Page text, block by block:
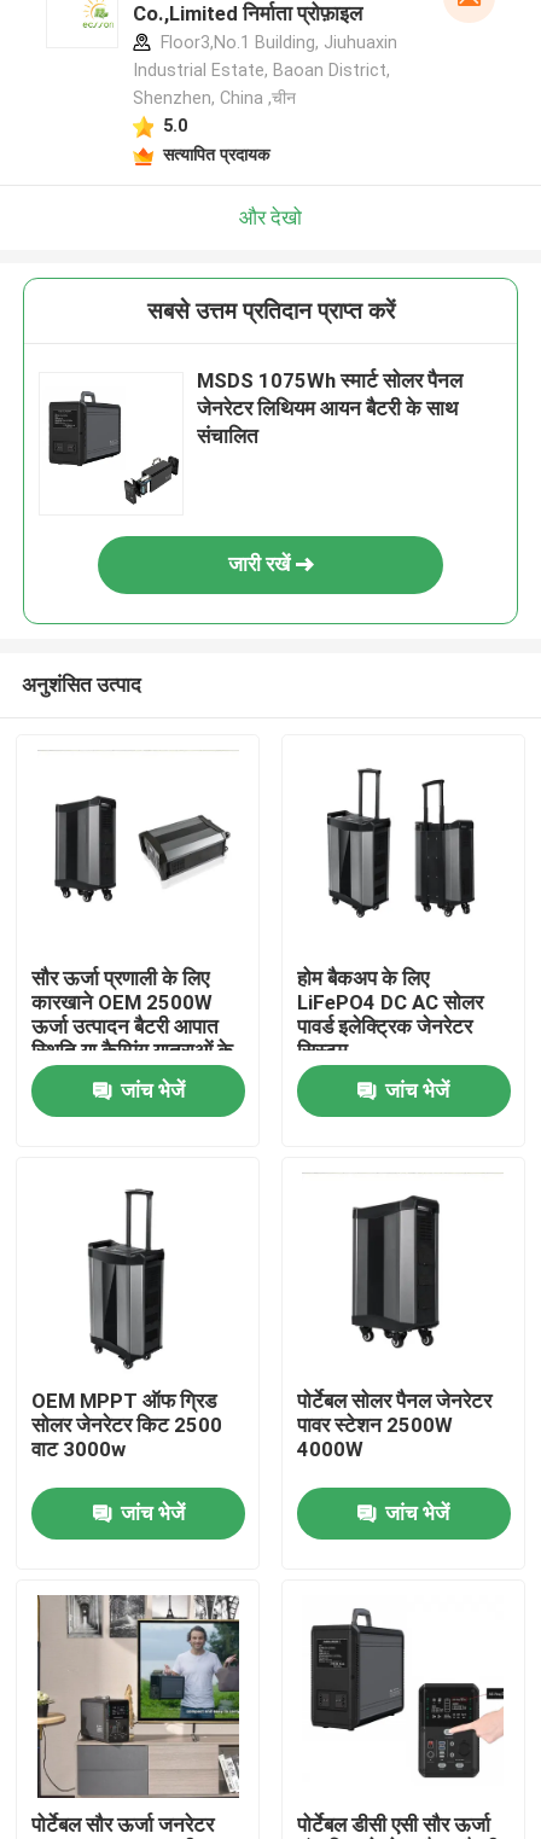
हमारे बारे में
फैक्टरी यात्रा
गुणवत्ता नियंत्रण
हमसे संपर्क करें
समाचार
सौर जनरेटर स्टेशन
पोर्टेबल पावर स्टेशन जेनरेटर
सौर पैनल जेनरेटर
Co.,Limited निर्माता प्रोफ़ाइल
Floor3,No.1 Building, Jiuhuaxin
Industrial Estate, Baoan District,
Shenzhen, China ,चीन
5.0
सत्यापित प्रदायक
और देखो
सबसे उत्तम प्रतिदान प्राप्त करें
MSDS 1075Wh स्मार्ट सोलर पैनल
जेनरेटर लिथियम आयन बैटरी के साथ
संचालित
जारी रखें
अनुशंसित उत्पाद
सौर ऊर्जा प्रणाली के लिए
कारखाने OEM 2500W
ऊर्जा उत्पादन बैटरी आपात
स्थिति या कैम्पिंग यात्राओं के
लिए सौर पैनल बैटरी
जांच भेजें
होम बैकअप के लिए
LiFePO4 DC AC सोलर
पावर्ड इलेक्ट्रिक जेनरेटर
सिस्टम
जांच भेजें
OEM MPPT ऑफ ग्रिड
सोलर जेनरेटर किट 2500
वाट 3000w
जांच भेजें
पोर्टेबल सोलर पैनल जेनरेटर
पावर स्टेशन 2500W
4000W
जांच भेजें
पोर्टेबल सौर ऊर्जा जनरेटर
पोर्टेबल डीसी एसी सौर ऊर्जा